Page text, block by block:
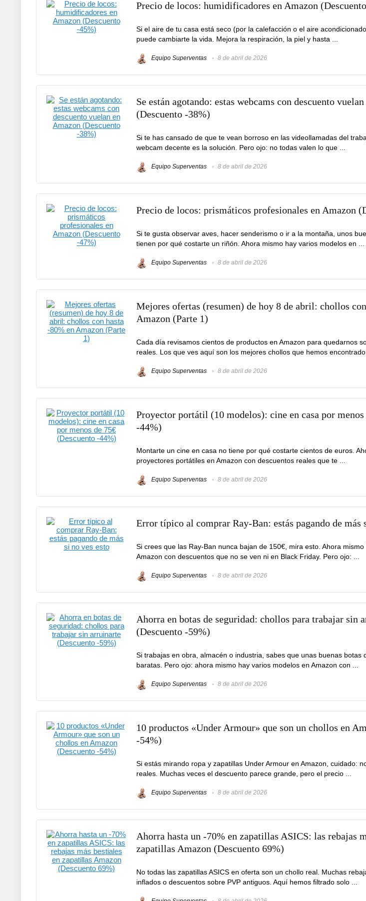
Precio de locos: humidificadores en Amazon
Si el aire de tu casa está seco (por la calefacción o el aire
puede cambiarte la vida. Mejora la respiración, la piel y hasta ...
Equipo Superventas 8 de abril de 2026
Se están agotando: estas webcams con descuento
(Descuento -38%)
Si te has cansado de que te vean borroso en las videollamadas del
webcam decente es la solución. Pero ojo: no todas valen lo que ...
Equipo Superventas 8 de abril de 2026
Precio de locos: prismáticos profesionales en Amazon
Si te gusta observar aves, hacer senderismo o ir a la montaña, unos
tienen por qué costarte un riñón. Ahora mismo hay varios modelos en ...
Equipo Superventas 8 de abril de 2026
Mejores ofertas (resumen) de hoy 8 de abril: chollos
Amazon (Parte 1)
Cada día revisamos cientos de productos en Amazon para quedarnos
reales. Los que ves aquí son los mejores chollos que hemos
Equipo Superventas 8 de abril de 2026
Proyector portátil (10 modelos): cine en casa por
-44%)
Montarte un cine en casa no tiene por qué costarte cientos de euros.
proyectores portátiles en Amazon con descuentos reales que te ...
Equipo Superventas 8 de abril de 2026
Error típico al comprar Ray-Ban: estás pagando de más
Si crees que las Ray-Ban nunca bajan de 150€, mira esto. Ahora
Amazon con descuentos que no se ven ni en Black Friday. Pero ojo: ...
Equipo Superventas 8 de abril de 2026
Ahorra en botas de seguridad: chollos para trabajar sin
(Descuento -59%)
Si trabajas en obra, almacén o industria, sabes que unas buenas botas
baratas. Pero ojo: ahora mismo hay varios modelos en Amazon con ...
Equipo Superventas 8 de abril de 2026
10 productos «Under Armour» que son un chollos en
-54%)
Si estás mirando ropa y zapatillas Under Armour en Amazon, cuidado:
reales. Muchas veces el descuento parece grande, pero el precio ...
Equipo Superventas 8 de abril de 2026
Ahorra hasta un -70% en zapatillas ASICS: las rebajas
zapatillas Amazon (Descuento 69%)
No todas las zapatillas ASICS en oferta son un chollo real. Muchas
inflados o descuentos sobre PVP antiguos. Aquí hemos filtrado solo ...